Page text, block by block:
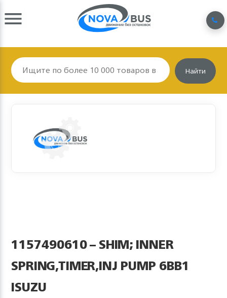
Найти
1157490610 – SHIM; INNER
SPRING,TIMER,INJ PUMP 6BB1
ISUZU